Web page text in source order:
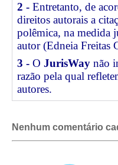
2 - Entretanto, de
direitos autorais a
polêmica, na medida
autor (Edneia Freitas
3 - O JurisWay não
razão pela qual
autores.
Nenhum comentário